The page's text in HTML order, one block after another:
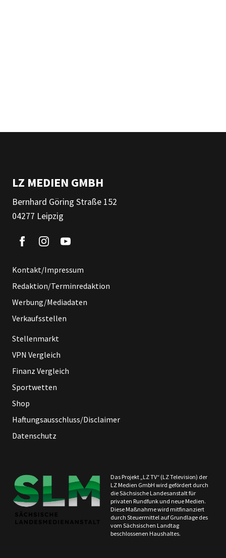
LZ MEDIEN GMBH
Bernhard Göring Straße 152
04277 Leipzig
Kontakt/Impressum
Redaktion/Terminredaktion
Werbung/Mediadaten
Verkaufsstellen
Stellenmarkt
VPN Vergleich
Finanz Vergleich
Sportwetten
Shop
Haftungsausschluss/Disclaimer
Datenschutz
Das Projekt „LZ TV“ (LZ Television) der
LZ Medien GmbH wird gefördert durch
die Sächsische Landesanstalt für
privaten Rundfunk und neue Medien.
Diese Maßnahme wird mitfinanziert
durch Steuermittel auf Grundlage des
vom Sächsischen Landtag
beschlossenen Haushaltes.